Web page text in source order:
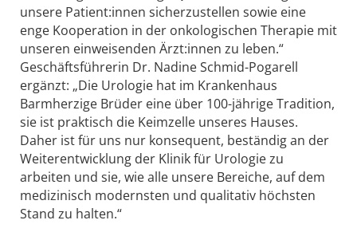
unsere Patient:innen sicherzustellen sowie eine
enge Kooperation in der onkologischen Therapie mit
unseren einweisenden Ärzt:innen zu leben.“
Geschäftsführerin Dr. Nadine Schmid-Pogarell
ergänzt: „Die Urologie hat im Krankenhaus
Barmherzige Brüder eine über 100-jährige Tradition,
sie ist praktisch die Keimzelle unseres Hauses.
Daher ist für uns nur konsequent, beständig an der
Weiterentwicklung der Klinik für Urologie zu
arbeiten und sie, wie alle unsere Bereiche, auf dem
medizinisch modernsten und qualitativ höchsten
Stand zu halten.“